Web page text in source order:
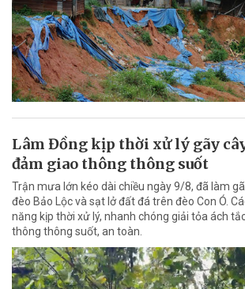
Lâm Đồng kịp thời xử lý gãy
đảm giao thông thông suốt
Trận mưa lớn kéo dài chiều ngày 9/8, đã làm
đèo Bảo Lộc và sạt lở đất đá trên đèo Con Ó.
năng kịp thời xử lý, nhanh chóng giải tỏa ách
thông thông suốt, an toàn.